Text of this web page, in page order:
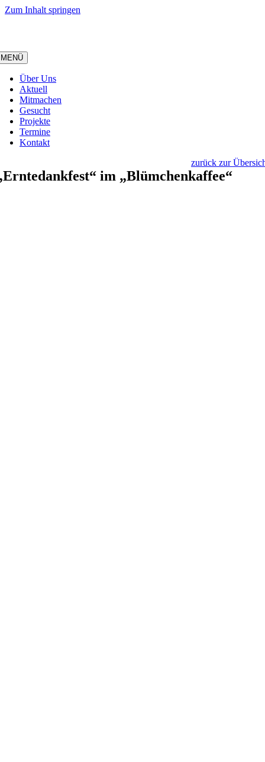
Zum Inhalt springen
MENÜ
Über Uns
Aktuell
Mitmachen
Gesucht
Projekte
Termine
Kontakt
zurück zur
im „Blümchenkaffee“